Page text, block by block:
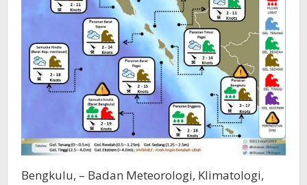
Bengkulu, – Badan Meteorologi, Klimatologi,